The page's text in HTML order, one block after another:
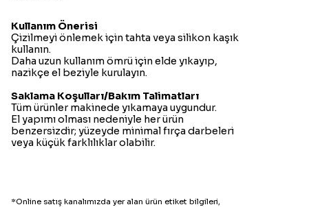
Kullanım Önerisi
Çizilmeyi önlemek için tahta veya silikon kaşık
kullanın.
Daha uzun kullanım ömrü için elde yıkayıp,
nazikçe el beziyle kurulayın.
Saklama Koşulları/Bakım Talimatları
Tüm ürünler makinede yıkamaya uygundur.
El yapımı olması nedeniyle her ürün
benzersizdir; yüzeyde minimal fırça darbeleri
veya küçük farklılıklar olabilir.
*Online satış kanalımızda yer alan ürün etiket bilgileri,